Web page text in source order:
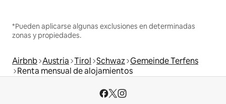
*Pueden aplicarse algunas exclusiones en determinadas
zonas y propiedades.
Airbnb Austria Tirol Schwaz Gemeinde Terfens
Renta mensual de alojamientos